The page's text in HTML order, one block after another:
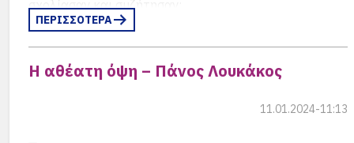
διαπλοκής και ισχυρά ιδιωτικά συμφέροντα
εμποδίσουν ακόμη και μια τέτοια ζωτική δράση, το
κοινωνικό κόστος από την παραμονή στην κρίση θα
είναι μεγαλύτερο.
σχολίασαν και συζήτησαν:
Κώστας Κωστής καθηγητής Παν/μίου Αθηνών
Στέφανος Μάνος τ.υπουργός
ΠΕΡΙΣΣΟΤΕΡΑ
Η αθέατη όψη – Πάνος Λουκάκος
11.01.2024-11:13